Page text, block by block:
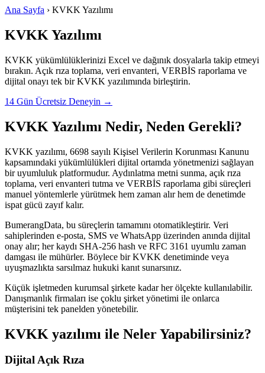
Ana Sayfa › KVKK Yazılımı
KVKK Yazılımı
KVKK yükümlülüklerinizi Excel ve dağınık dosyalarla takip etmeyi
bırakın. Açık rıza toplama, veri envanteri, VERBİS raporlama ve
dijital onayı tek bir KVKK yazılımında birleştirin.
14 Gün Ücretsiz Deneyin →
KVKK Yazılımı Nedir, Neden Gerekli?
KVKK yazılımı, 6698 sayılı Kişisel Verilerin Korunması Kanunu
kapsamındaki yükümlülükleri dijital ortamda yönetmenizi sağlayan
bir uyumluluk platformudur. Aydınlatma metni sunma, açık rıza
toplama, veri envanteri tutma ve VERBİS raporlama gibi süreçleri
manuel yöntemlerle yürütmek hem zaman alır hem de denetimde
ispat gücü zayıf kalır.
BumerangData, bu süreçlerin tamamını otomatikleştirir. Veri
sahiplerinden e-posta, SMS ve WhatsApp üzerinden anında dijital
onay alır; her kaydı SHA-256 hash ve RFC 3161 uyumlu zaman
damgası ile mühürler. Böylece bir KVKK denetiminde veya
uyuşmazlıkta sarsılmaz hukuki kanıt sunarsınız.
Küçük işletmeden kurumsal şirkete kadar her ölçekte kullanılabilir.
Danışmanlık firmaları ise çoklu şirket yönetimi ile onlarca
müşterisini tek panelden yönetebilir.
KVKK yazılımı ile Neler Yapabilirsiniz?
Dijital Açık Rıza